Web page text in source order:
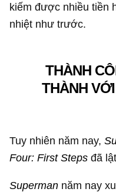
kiếm được nhiều tiền
nhiệt như trước.
THÀNH
THÀNH
Tuy nhiên năm nay,
Four: First Steps đã
Superman năm nay